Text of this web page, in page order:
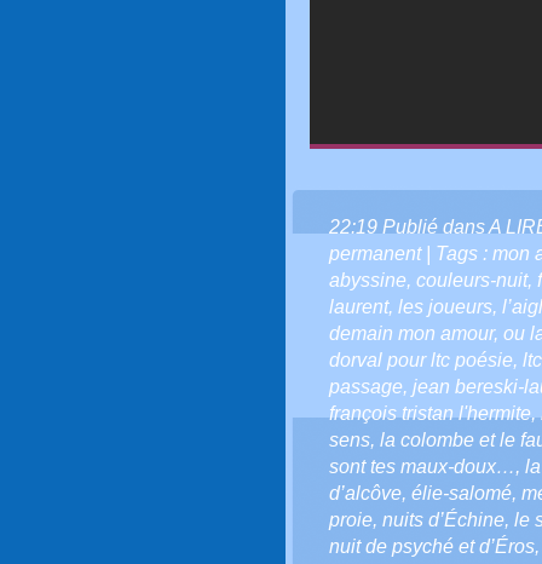
22:19 Publié dansA
permanent| Tags : mon
abyssine, couleurs-nuit,
laurent, les joueurs,
demain mon amour, ou
dorval pour ltc poésie,
passage, jean bereski-
françois tristan l'hermite,
sens, la colombe et le
sont tes maux-doux…,
d’alcôve, élie-salomé,
proie, nuits d’Échine, le
nuit de psyché et d’Éros